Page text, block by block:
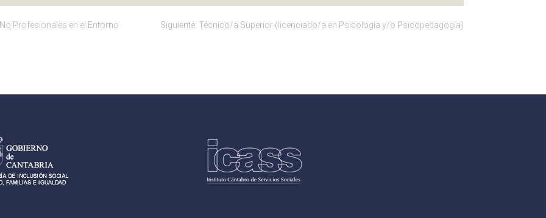
Profesionales en el Entorno
Siguiente: Técnico/a Superior (licenciado/a en Psicología y/o Psicopedagogía)